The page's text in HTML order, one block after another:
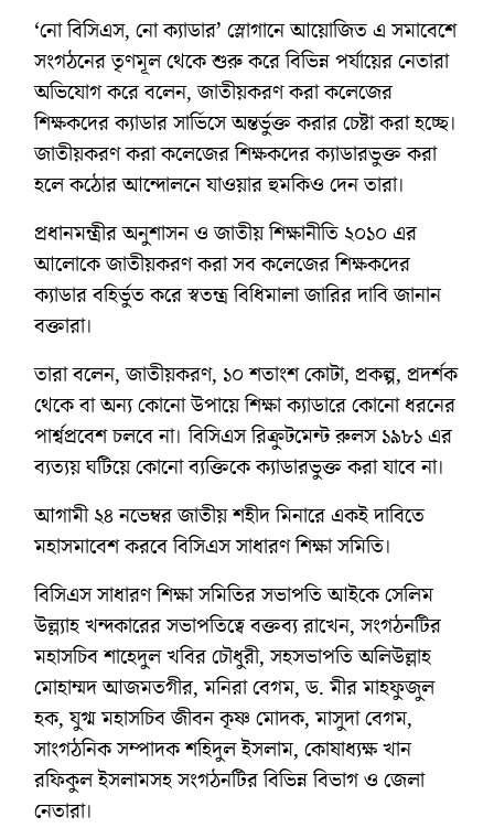
‘নো বিসিএস, নো ক্যাডার’ স্লোগানে আয়োজিত এ সমাবেশে
সংগঠনের তৃণমূল থেকে শুরু করে বিভিন্ন পর্যায়ের নেতারা
অভিযোগ করে বলেন, জাতীয়করণ করা কলেজের
শিক্ষকদের ক্যাডার সার্ভিসে অন্তর্ভুক্ত করার চেষ্টা করা হচ্ছে।
জাতীয়করণ করা কলেজের শিক্ষকদের ক্যাডারভুক্ত করা
হলে কঠোর আন্দোলনে যাওয়ার হুমকিও দেন তারা।
প্রধানমন্ত্রীর অনুশাসন ও জাতীয় শিক্ষানীতি ২০১০ এর
আলোকে জাতীয়করণ করা সব কলেজের শিক্ষকদের
ক্যাডার বহির্ভুত করে স্বতন্ত্র বিধিমালা জারির দাবি জানান
বক্তারা।
তারা বলেন, জাতীয়করণ, ১০ শতাংশ কোটা, প্রকল্প, প্রদর্শক
থেকে বা অন্য কোনো উপায়ে শিক্ষা ক্যাডারে কোনো ধরনের
পার্শ্বপ্রবেশ চলবে না। বিসিএস রিক্রুটমেন্ট রুলস ১৯৮১ এর
ব্যত্যয় ঘটিয়ে কোনো ব্যক্তিকে ক্যাডারভুক্ত করা যাবে না।
আগামী ২৪ নভেম্বর জাতীয় শহীদ মিনারে একই দাবিতে
মহাসমাবেশ করবে বিসিএস সাধারণ শিক্ষা সমিতি।
বিসিএস সাধারণ শিক্ষা সমিতির সভাপতি আইকে সেলিম
উল্ল্যাহ খন্দকারের সভাপতিত্বে বক্তব্য রাখেন, সংগঠনটির
মহাসচিব শাহেদুল খবির চৌধুরী, সহসভাপতি অলিউল্লাহ
মোহাম্মদ আজমতগীর, মনিরা বেগম, ড. মীর মাহফুজুল
হক, যুগ্ম মহাসচিব জীবন কৃষ্ণ মোদক, মাসুদা বেগম,
সাংগঠনিক সম্পাদক শহিদুল ইসলাম, কোষাধ্যক্ষ খান
রফিকুল ইসলামসহ সংগঠনটির বিভিন্ন বিভাগ ও জেলা
নেতারা।